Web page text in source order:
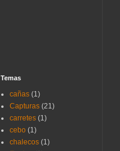
Temas
cañas (1)
Capturas (21)
carretes (1)
cebo (1)
chalecos (1)